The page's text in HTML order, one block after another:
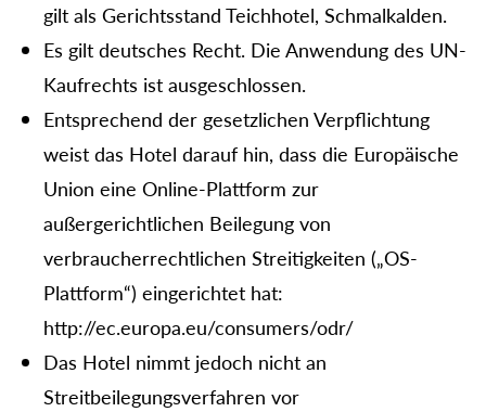
gilt als Gerichtsstand Teichhotel, Schmalkalden.
Es gilt deutsches Recht. Die Anwendung des UN-
Kaufrechts ist ausgeschlossen.
Entsprechend der gesetzlichen Verpflichtung
weist das Hotel darauf hin, dass die Europäische
Union eine Online-Plattform zur
außergerichtlichen Beilegung von
verbraucherrechtlichen Streitigkeiten („OS-
Plattform“) eingerichtet hat:
http://ec.europa.eu/consumers/odr/
Das Hotel nimmt jedoch nicht an
Streitbeilegungsverfahren vor